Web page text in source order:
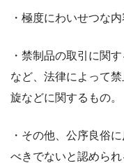
・極度にわいせつな内
・禁制品の取引に関
など、法律によって
旋などに関するもの。
・その他、公序良俗
べきでないと認められ